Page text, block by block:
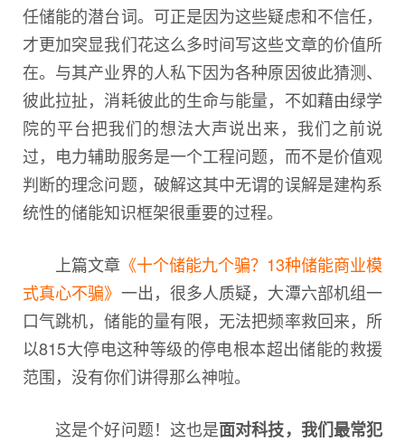
任储能的潜台词。可正是因为这些疑虑和不信任，
才更加突显我们花这么多时间写这些文章的价值所
在。与其产业界的人私下因为各种原因彼此猜测、
彼此拉扯，消耗彼此的生命与能量，不如藉由绿学
院的平台把我们的想法大声说出来，我们之前说
过，电力辅助服务是一个工程问题，而不是价值观
判断的理念问题，破解这其中无谓的误解是建构系
统性的储能知识框架很重要的过程。
上篇文章 《十个储能九个骗？13种储能商业模
式真心不骗》 一出，很多人质疑，大潭六部机组一
口气跳机，储能的量有限，无法把频率救回来，所
以815大停电这种等级的停电根本超出储能的救援
范围，没有你们讲得那么神啦。
这是个好问题！这也是面对科技，我们最常犯